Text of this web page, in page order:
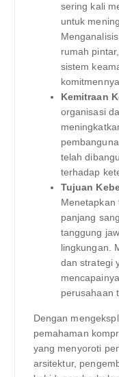
sering kali
untuk
rumah
sistem
Kemitraan
organisasi
telah
terhadap
Tujuan
panjang
tanggung
lingkungan.
dan strategi
perusahaan
Dengan
pemahaman
yang menyoroti
arsitektur,